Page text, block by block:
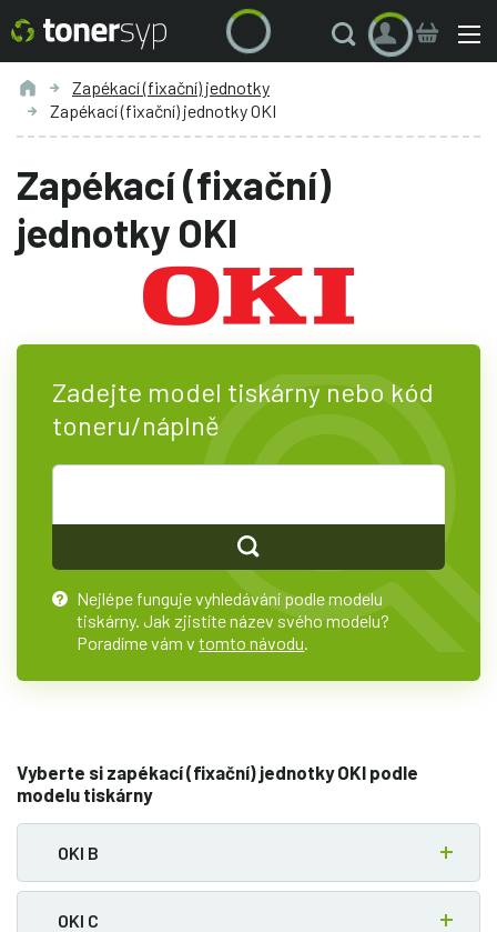
Zapékací (fixační) jednotky
Zapékací (fixační) jednotky OKI
Zapékací (fixační)
jednotky OKI
Zadejte model tiskárny nebo kód
toneru/náplně
?
Nejlépe funguje vyhledávání podle modelu
tiskárny. Jak zjistíte název svého modelu?
Poradíme vám vtomto návodu
Vyberte si zapékací (fixační) jednotky OKI podle
modelu tiskárny
OKI B
OKI C